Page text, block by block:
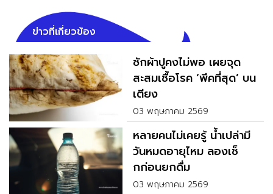
ข่าวที่เกี่ยวข้อง
ซักผ้าปูคงไม่พอ เผยจุด
สะสมเชื้อโรค ‘พีคที่สุด’ บน
เตียง
03 พฤษภาคม 2569
หลายคนไม่เคยรู้ น้ำเปล่ามี
วันหมดอายุไหม ลองเช็
กก่อนยกดื่ม
03 พฤษภาคม 2569